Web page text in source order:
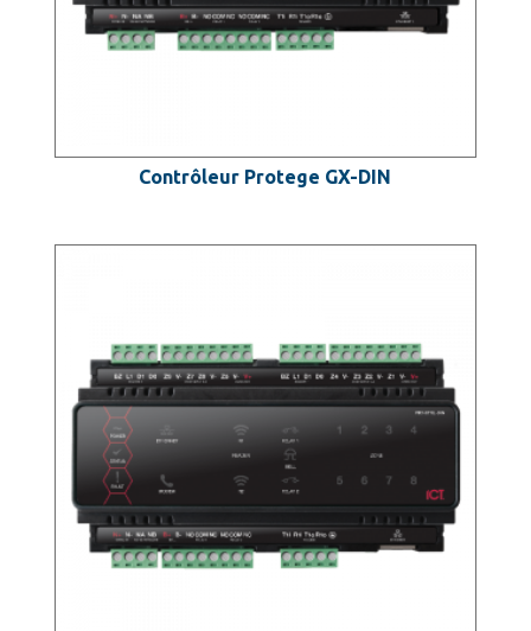
Contrôleur Protege GX-DIN